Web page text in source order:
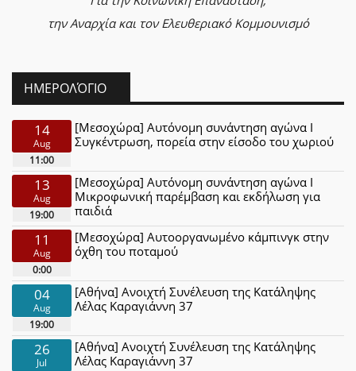
την Αναρχία και τον Ελευθεριακό Κομμουνισμό
ΗΜΕΡΟΛΌΓΙΟ
14
Aug
11:00
[Μεσοχώρα] Αυτόνομη συνάντηση αγώνα Ι
Συγκέντρωση, πορεία στην είσοδο του χωριού
13
Aug
19:00
[Μεσοχώρα] Αυτόνομη συνάντηση αγώνα Ι
Μικροφωνική παρέμβαση και εκδήλωση για
παιδιά
11
Aug
0:00
[Μεσοχώρα] Αυτοοργανωμένο κάμπινγκ στην
όχθη του ποταμού
04
Aug
19:00
[Αθήνα] Ανοιχτή Συνέλευση της Κατάληψης
Λέλας Καραγιάννη 37
26
Jul
[Αθήνα] Ανοιχτή Συνέλευση της Κατάληψης
Λέλας Καραγιάννη 37